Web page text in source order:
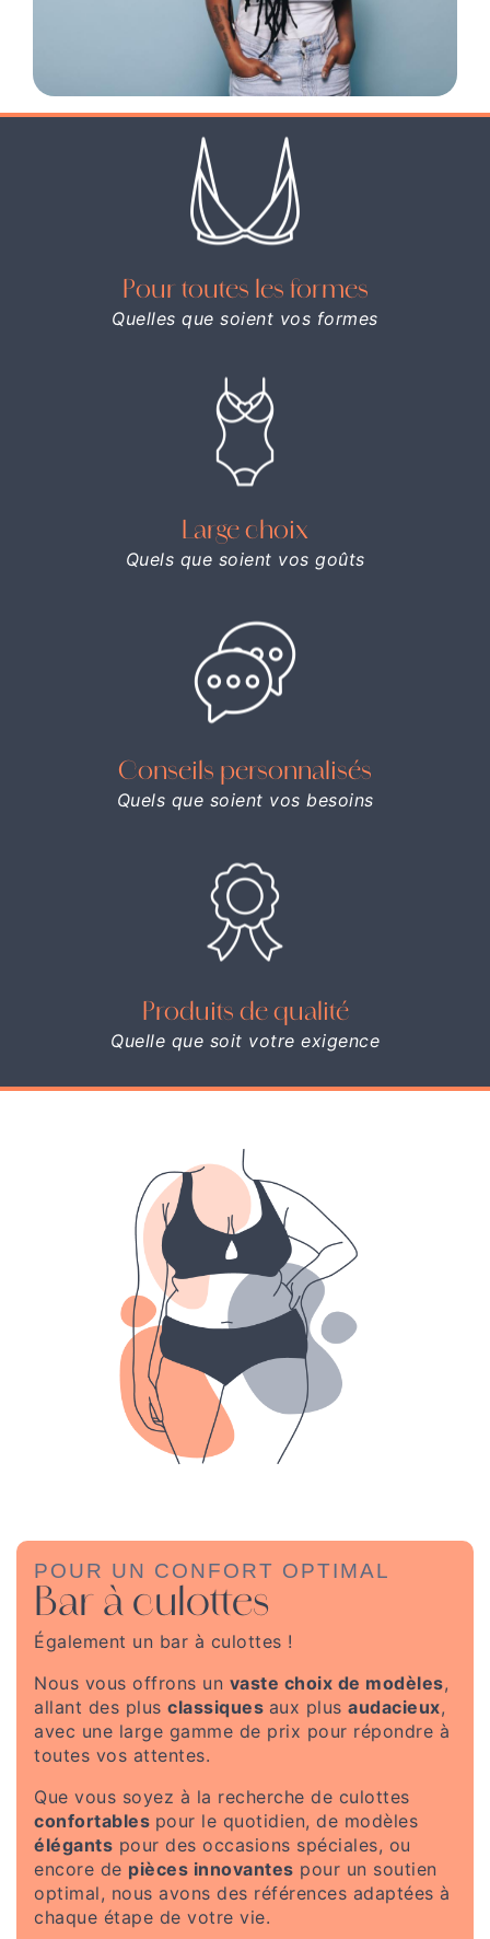
Pour toutes les formes
Quelles que soient vos formes
Large choix
Quels que soient vos goûts
Conseils personnalisés
Quels que soient vos besoins
Produits de qualité
Quelle que soit votre exigence
POUR UN CONFORT OPTIMAL
Bar à culottes
Également un bar à culottes !
Nous vous offrons un vaste choix de modèles,
allant des plus classiques aux plus audacieux,
avec une large gamme de prix pour répondre à
toutes vos attentes.
Que vous soyez à la recherche de culottes
confortables pour le quotidien, de modèles
élégants pour des occasions spéciales, ou
encore de pièces innovantes pour un soutien
optimal, nous avons des références adaptées à
chaque étape de votre vie.